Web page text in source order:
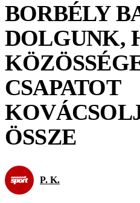
BORBÉLY
DOLGUNK,
CSAPATOT
ÖSSZE
P. K.